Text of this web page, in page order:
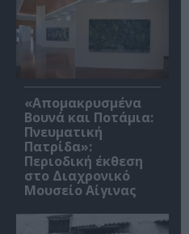
«Απομακρυσμένα
Βουνά και Ποτάμια:
Πνευματική
Πατρίδα»:
Περιοδική έκθεση
στο Διαχρονικό
Μουσείο Αίγινας